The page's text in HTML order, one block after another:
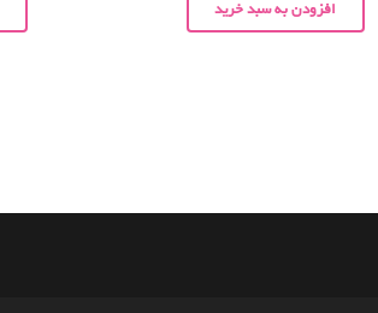
افزودن به سبد خرید